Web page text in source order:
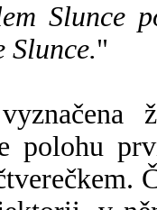
Slunce
Slunce."
polohu